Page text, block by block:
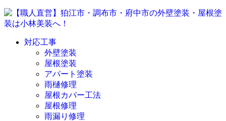
対応工事
外壁塗装
屋根塗装
アパート塗装
雨樋修理
屋根カバー工法
屋根修理
雨漏り修理